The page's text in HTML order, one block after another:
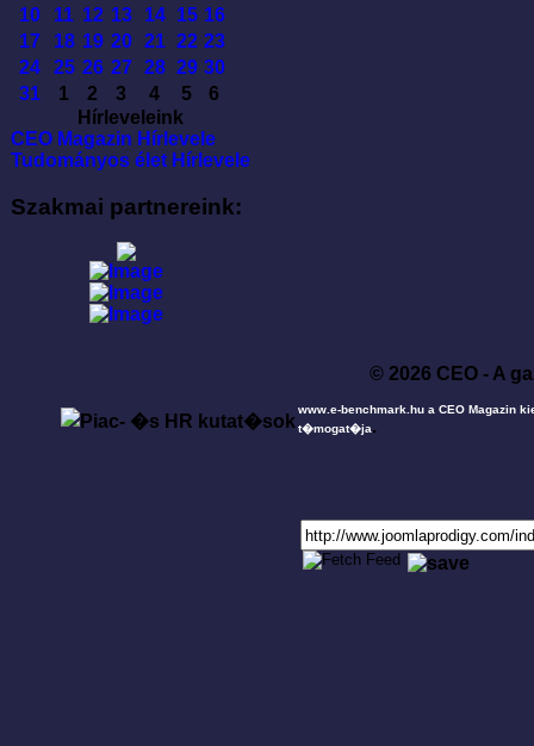
10
11 12 13 14 15 16
17
18 19 20 21 22 23
24
25 26 27 28 29 30
31
1 2 3 4 5
6
Hírleveleink
CEO Magazin Hírlevele
Tudományos élet Hírlevele
Szakmai partnereink:
© 2026 CEO - A
www.e-benchmark.hu a CEO Magazin
t�mogat�ja.